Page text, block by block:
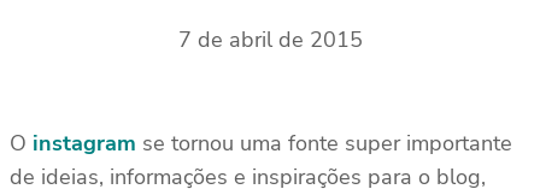
7 de abril de 2015
O instagram se tornou uma fonte super importante
de ideias, informações e inspirações para o blog,